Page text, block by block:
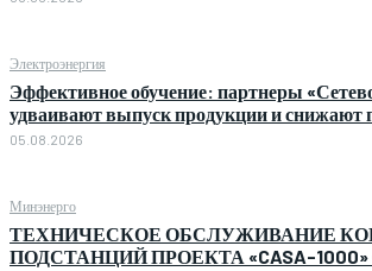
Электроэнергия
Эффективное обучение: партнеры
удваивают выпуск продукции и снижают
05.08.2026
Минэнерго
ТЕХНИЧЕСКОЕ ОБСЛУЖИВАНИЕ
ПОДСТАНЦИЙ ПРОЕКТА «CASA-